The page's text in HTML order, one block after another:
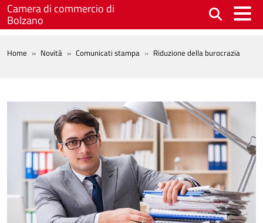
Salta al contenuto principale
Camera di commercio di
Bolzano
BREADCRUMB
Home Novità Comunicati stampa Riduzione della burocrazia